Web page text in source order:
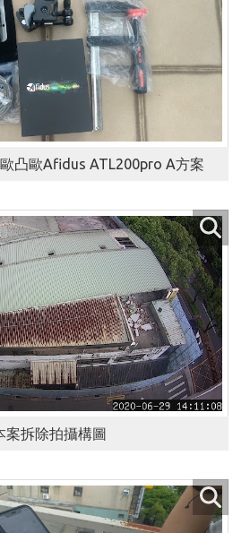
凸歐Afidus ATL200pro A方案
案拆除拍攝構圖